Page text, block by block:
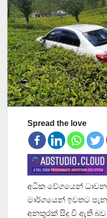
Spread the love
අධික වේගයෙන්
මාර්ගයෙන් ඉවතට
අනතුරක් සිදු වි ඇති